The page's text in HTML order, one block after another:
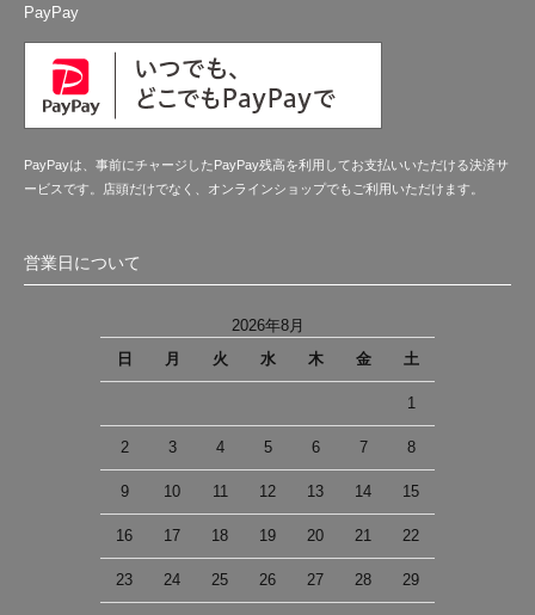
PayPay
PayPayは、事前にチャージしたPayPay残高を利用してお支払いいただける決済サ
ービスです。店頭だけでなく、オンラインショップでもご利用いただけます。
営業日について
2026年8月
日
月 火 水 木 金 土
1
2 3 4 5 6 7 8
9 10 11 12 13 14 15
16 17 18 19 20 21 22
23 24 25 26 27 28 29